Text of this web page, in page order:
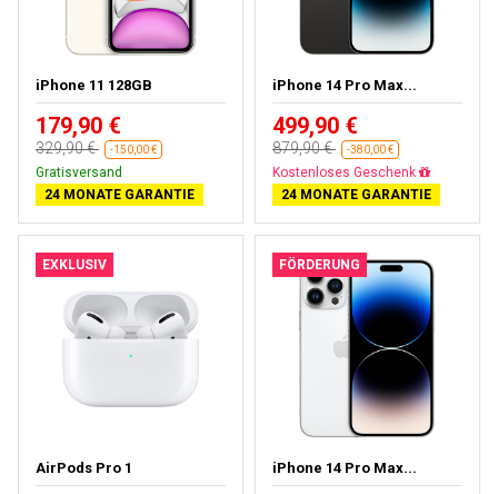
iPhone 11 128GB
179,90 €
329,90 € -150,00 €
Gratisversand
24 MONATE GARANTIE
iPhone 14 Pro Max...
499,90 €
879,90 € -380,00 €
Kostenloses Geschenk
24 MONATE GARANTIE
EXKLUSIV
AirPods Pro 1
FÖRDERUNG
iPhone 14 Pro Max...